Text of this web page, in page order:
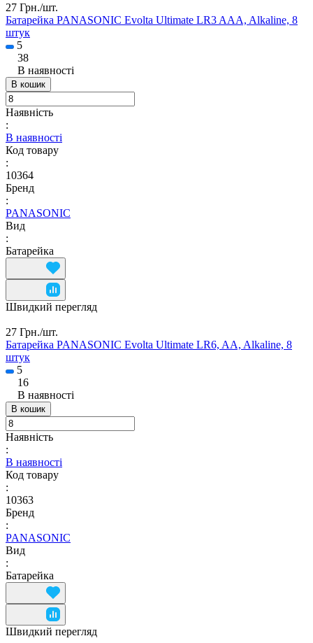
27 Грн./шт.
Батарейка PANASONIC Evolta Ultimate LR3 AAA, Alkaline, 8
штук
5
38
В наявності
В кошик
Наявність
:
В наявності
Код товару
:
10364
Бренд
:
PANASONIC
Вид
:
Батарейка
Швидкий перегляд
27 Грн./шт.
Батарейка PANASONIC Evolta Ultimate LR6, AA, Alkaline, 8
штук
5
16
В наявності
В кошик
Наявність
:
В наявності
Код товару
:
10363
Бренд
:
PANASONIC
Вид
:
Батарейка
Швидкий перегляд